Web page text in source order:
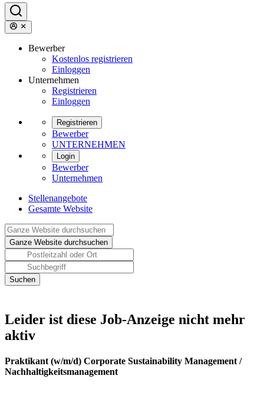
Bewerber
Kostenlos registrieren
Einloggen
Unternehmen
Registrieren
Einloggen
Registrieren
Bewerber
UNTERNEHMEN
Login
Bewerber
Unternehmen
Stellenangebote
Gesamte Website
Leider ist diese Job-Anzeige nicht mehr
aktiv
Praktikant (w/m/d) Corporate Sustainability Management /
Nachhaltigkeitsmanagement